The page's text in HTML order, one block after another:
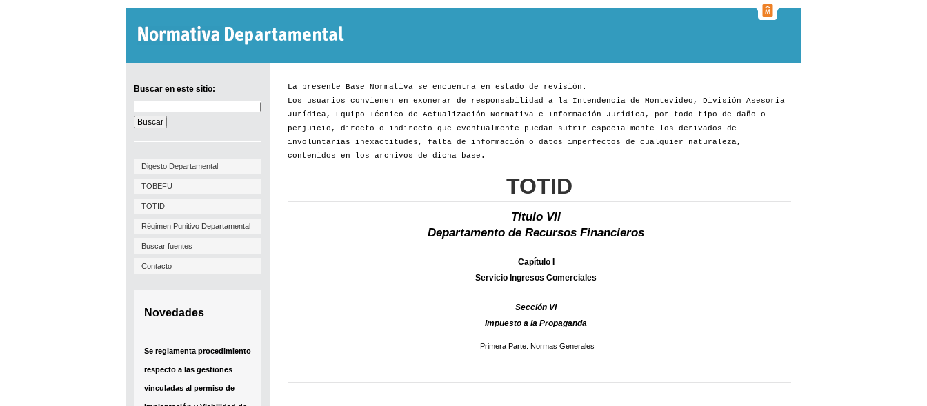
Buscar en este sitio:
en
este
sitio:
Digesto Departamental
TOBEFU
TOTID
Régimen Punitivo Departamental
Buscar fuentes
Contacto
Novedades
Se reglamenta procedimiento
respecto a las gestiones
vinculadas al permiso de
La presente Base Normativa se encuentra en estado de revisión.
Los usuarios convienen en exonerar de responsabilidad a la Intendencia de Montevideo, División Asesoría
Jurídica, Equipo Técnico de Actualización Normativa e Información Jurídica, por todo tipo de daño o
perjuicio, directo o indirecto que eventualmente puedan sufrir especialmente los derivados de
involuntarias inexactitudes, falta de información o datos imperfectos de cualquier naturaleza,
contenidos en los archivos de dicha base.
TOTID
Título VII
Departamento de Recursos Financieros
Capítulo I
Servicio Ingresos Comerciales
Sección VI
Impuesto a la Propaganda
Primera Parte. Normas Generales